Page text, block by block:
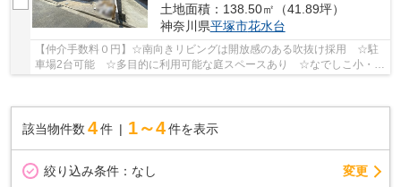
土地面積：138.50㎡（41.89坪）
神奈川県平塚市花水台
【仲介手数料０円】☆南向きリビングは開放感のある吹抜け採用 ☆駐
車場2台可能 ☆多目的に利用可能な庭スペースあり ☆なでしこ小・浜
該当物件数 4件 1～4 件を表示
絞り込み条件： なし 変更